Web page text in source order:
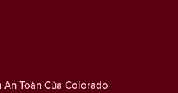
Toàn Của Colorado